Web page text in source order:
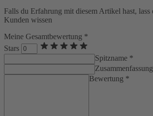
Falls du Erfahrung mit diesem Artikel hast, lass
Kunden wissen
Meine Gesamtbewertung *
Stars
Spitzname *
Bewertung *